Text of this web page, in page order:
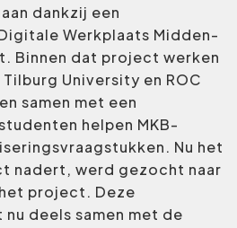
dankzij een
Werkplaats Midden-
Binnen dat project werken
University en ROC
samen met een
helpen MKB-
Nu het
nadert, werd gezocht naar
project. Deze
deels samen met de